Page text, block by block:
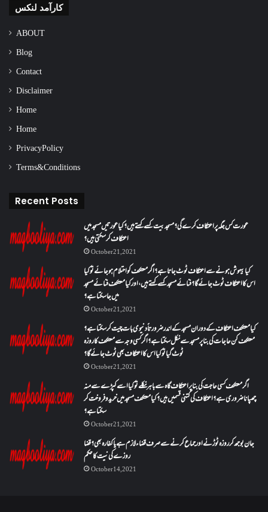
کارآمد لنکس
ABOUT
Blog
Contact
Disclaimer
Home
Home
Privacy Policy
Terms & Conditions
Recent Posts
عورت کس جگہ پر اعتکاف کرے گی؟مسجد بیت کسے کہتے ہیں؟کیا عورتیں مسجد میں
اعتکاف کر سکتی ہیں؟
October 21, 2021
کیا بیہوش ہونے سے اعتکاف ٹوٹ جاتا ہے؟ اگر معتکف کو احتلام ہو جائے تو کیا
اس کا اعتکاف ٹوٹ جائے گا؟فنائے مسجد کسے کہتے ہیں ، اور کیا معتکف فنائے مسجد
میں جا سکتا ہے؟
October 21, 2021
کیا معتکف اعتکاف کے دوران مسجد کے اندر ضرورتاً دنیوی بات چیت کر سکتا ہے؟
معتکف کن حاجات کی بنا پر مسجد سے نکل سکتا ہے؟ اگر کسی وجہ سے معتکف کا روزہ
ٹوٹ گیا تو کیا اس کا اعتکاف بھی ٹوٹ جائے گا؟
October 21, 2021
اگر معتکف کسی حاجت کی بنا پر اعتکاف گاہ سے باہر نکلے تو کیا اسے کپڑے سے منہ
چھپانا ضروری ہے؟اعتکاف کی کتنی قسمیں ہیں؟کیا معتکف مسجد میں خرید و فروخت کر
سکتا ہے؟
October 21, 2021
جان بوجھ کر روزہ ٹوڑنے اور جماع کرنے سے صرف قضاء لازم ہے یا کفارہ بھی؟ قضا
روزے کی نیت کا حکم
October 14, 2021